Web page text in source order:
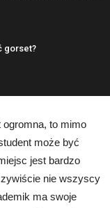
gorset?
to mimo
może być
jest bardzo
nie wszyscy
ma swoje